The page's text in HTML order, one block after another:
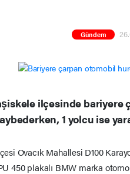
Gündem
ilçesinde bariyere
1 yolcu ise
Ovacık Mahallesi D100
450 plakalı BMW marka